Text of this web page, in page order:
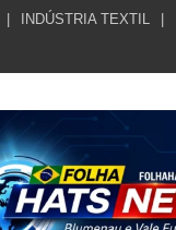
INDÚSTRIA TEXTIL